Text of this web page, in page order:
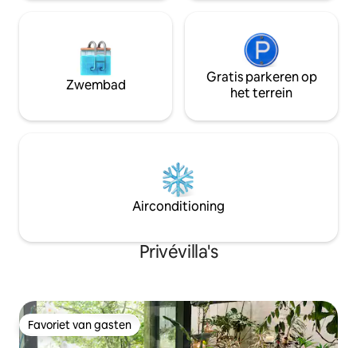
Zwembad
Gratis parkeren op
het terrein
Airconditioning
Privévilla's
Favoriet van gasten
Favoriet van gasten